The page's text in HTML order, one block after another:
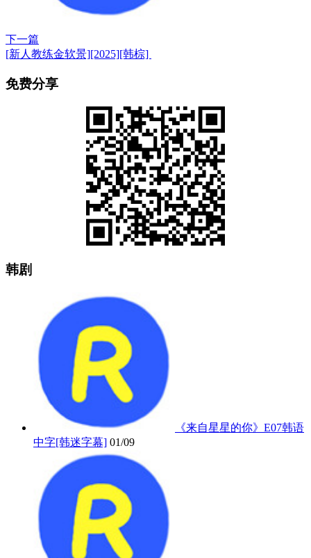
下一篇
[新人教练金软景][2025][韩棕] ​​​
免费分享
韩剧
《来自星星的你》E07韩语
中字[韩迷字幕] 01/09